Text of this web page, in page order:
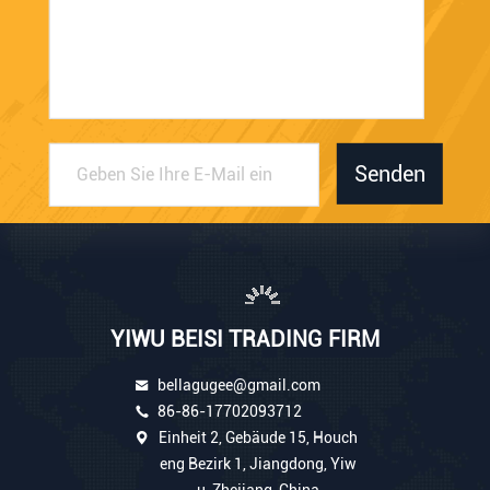
Senden
YIWU BEISI TRADING FIRM
bellagugee@gmail.com
86-86-17702093712
Einheit 2, Gebäude 15, Houch
eng Bezirk 1, Jiangdong, Yiw